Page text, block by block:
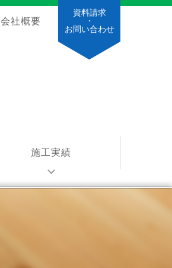
資料請求
・
お問い合わせ
会社概要
施工実績